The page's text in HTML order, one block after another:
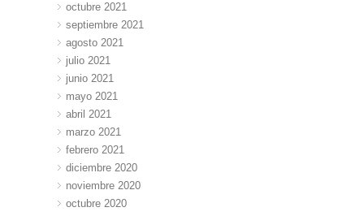
octubre 2021
septiembre 2021
agosto 2021
julio 2021
junio 2021
mayo 2021
abril 2021
marzo 2021
febrero 2021
diciembre 2020
noviembre 2020
octubre 2020